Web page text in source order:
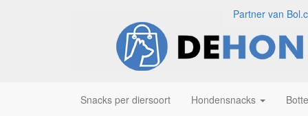
Partner van
Snacks per diersoort Hondensnacks